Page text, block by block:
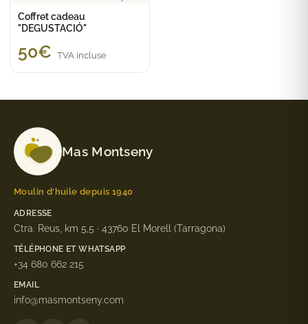
Coffret cadeau
"DEGUSTACIÓ"
50€ TVA incluse
Mas Montseny
Moulin d'huile depuis 1940
ADRESSE
Ctra. Reus, km 5,5 · 43760 El Morell (Tarragona)
TÉLÉPHONE ET WHATSAPP
+34 680 662 215
EMAIL
info@masmontseny.com